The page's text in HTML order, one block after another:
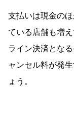
支払いは現金の
ている店舗も増
ライン決済とな
ャンセル料が発
ょう。